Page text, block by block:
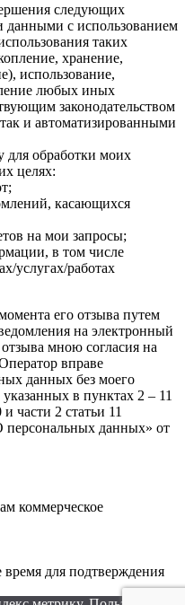
следующих
данными с использованием
таких
хранение,
использование,
любых иных
законодательством
и автоматизированными
для обработки моих
целях:
касающихся
на мои запросы;
в том числе
услугах/работах
его отзыва путем
на электронный
мною согласия на
вправе
данных без моего
в пунктах 2 – 11
части 2 статьи 11
данных» от
коммерческое
для подтверждения